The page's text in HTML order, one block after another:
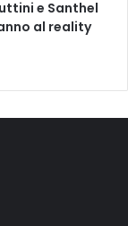
e Santhel
al reality